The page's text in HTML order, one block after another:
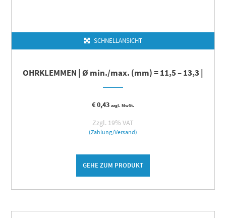
SCHNELLANSICHT
OHRKLEMMEN | Ø min./max. (mm) = 11,5 – 13,3 |
€0,43 zzgl. MwSt.
Zzgl. 19% VAT
(Zahlung/Versand)
GEHE ZUM PRODUKT